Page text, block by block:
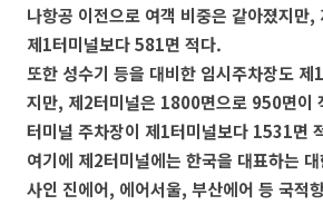
나항공 이전으로 여객 비중은 같아졌지만,
제1터미널보다 581면 적다.
또한 성수기 등을 대비한 임시주차장도
지만, 제2터미널은 1800면으로 950면이
터미널 주차장이 제1터미널보다 1531면
여기에 제2터미널에는 한국을 대표하는
사인 진에어, 에어서울, 부산에어 등 국적